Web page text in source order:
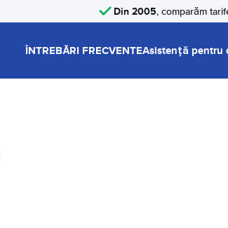
Din 2005, comparăm
ÎNTREBĂRI FRECVENTEAsistență pentru